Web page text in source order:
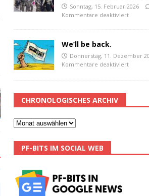
Sonntag, 15. Februar 2026
Kommentare deaktiviert
We’ll be back.
Donnerstag, 11. Dezember
Kommentare deaktiviert
CHRONOLOGISCHES ARCHIV
PF-BITS IM SOCIAL WEB